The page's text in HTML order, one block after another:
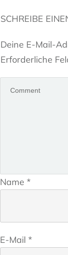
SCHREIBE
Deine E-Mail-
Erforderliche
Name *
E-Mail *